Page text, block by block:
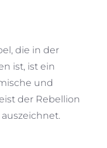
die in der
ist, ist ein
und
der Rebellion